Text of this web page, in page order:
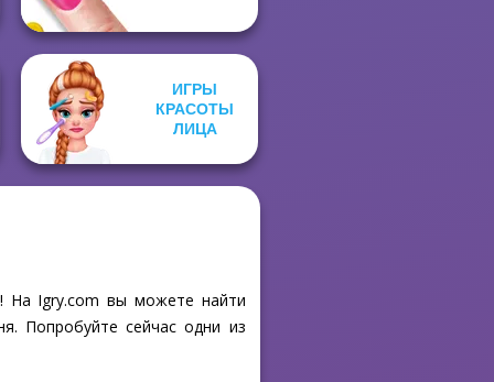
ИГРЫ
КРАСОТЫ
ЛИЦА
На Igry.com вы можете найти
Попробуйте сейчас одни из